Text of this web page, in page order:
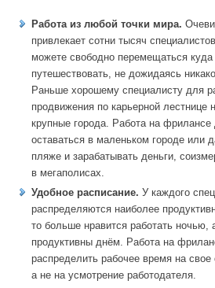
Работа из любой точки мира.
привлекает сотни тысяч
можете свободно перемещаться
путешествовать, не дожидаясь
Раньше хорошему специалисту для
продвижения по карьерной лестнице
крупные города. Работа на фрилансе
оставаться в маленьком городе или
пляже и зарабатывать деньги,
в мегаполисах.
Удобное расписание. У каждого
распределяются наиболее
то больше нравится работать ночью,
продуктивны днём. Работа на
распределить рабочее время на свое
а не на усмотрение работодателя.